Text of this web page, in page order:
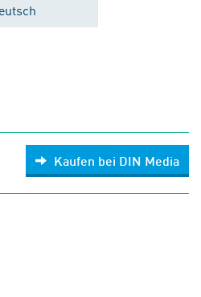
Kaufen bei DIN Media